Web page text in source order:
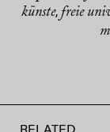
künste, freie